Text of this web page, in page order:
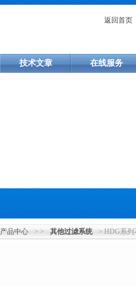
返回首页
技术文章 在线服务
产品中心 > > 其他过滤系统 > HDG系